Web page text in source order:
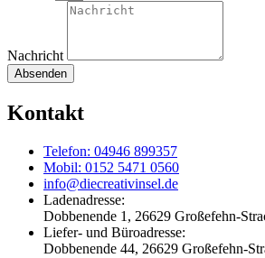
Nachricht
Absenden
Kontakt
Telefon: 04946 899357
Mobil: 0152 5471 0560
info@diecreativinsel.de
Ladenadresse:
Dobbenende 1, 26629 Großefehn-
Liefer- und Büroadresse:
Dobbenende 44, 26629 Großefehn-